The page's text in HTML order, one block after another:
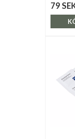
79